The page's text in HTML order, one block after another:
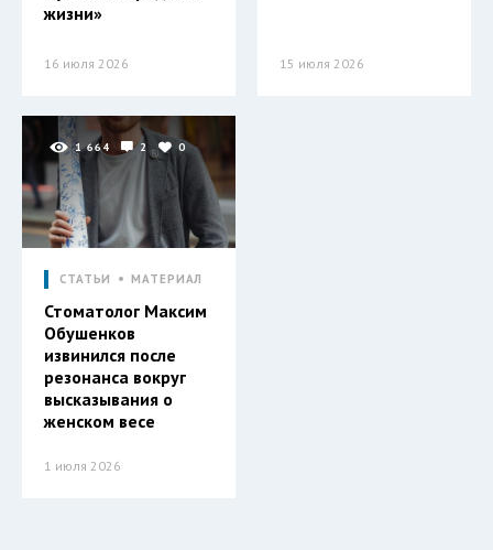
жизни»
16 июля 2026 15 июля 2026
1 664 2 0
СТАТЬИ МАТЕРИАЛ
Стоматолог Максим
Обушенков
извинился после
резонанса вокруг
высказывания о
женском весе
1 июля 2026